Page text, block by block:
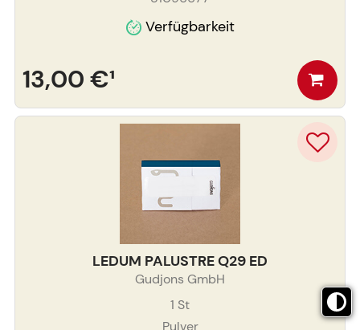
Verfügbarkeit
13,00 €¹
LEDUM PALUSTRE Q29 ED
Gudjons GmbH
1 St
Pulver